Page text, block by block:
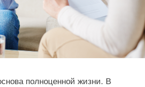
полноценной жизни. В